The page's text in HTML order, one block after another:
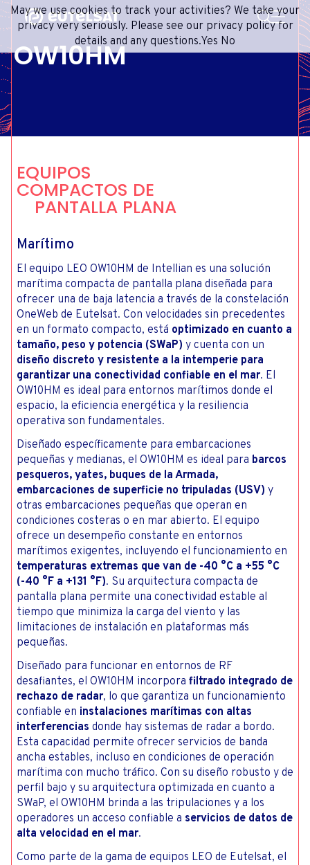
Content
Menu
Footer
SERVICIOS SATELITALES
MEDIOS
CONTACTO
EXTRANET
FRENCH
BUSCAR
OW10HM
EQUIPOS
COMPACTOS DE
PANTALLA PLANA
Marítimo
El equipo LEO OW10HM de Intellian es una solución
marítima compacta de pantalla plana diseñada para
ofrecer una de baja latencia a través de la constelación
OneWeb de Eutelsat. Con velocidades sin precedentes
en un formato compacto, está optimizado en cuanto a
tamaño, peso y potencia (SWaP) y cuenta con un
diseño discreto y resistente a la intemperie para
garantizar una conectividad confiable en el mar. El
OW10HM es ideal para entornos marítimos donde el
espacio, la eficiencia energética y la resiliencia
operativa son fundamentales.
Diseñado específicamente para embarcaciones
pequeñas y medianas, el OW10HM es ideal para barcos
pesqueros, yates, buques de la Armada,
embarcaciones de superficie no tripuladas (USV) y
otras embarcaciones pequeñas que operan en
condiciones costeras o en mar abierto. El equipo
ofrece un desempeño constante en entornos
marítimos exigentes, incluyendo el funcionamiento en
temperaturas extremas que van de -40 °C a +55 °C
(-40 °F a +131 °F). Su arquitectura compacta de
pantalla plana permite una conectividad estable al
tiempo que minimiza la carga del viento y las
limitaciones de instalación en plataformas más
pequeñas.
Diseñado para funcionar en entornos de RF
desafiantes, el OW10HM incorpora filtrado integrado de
rechazo de radar, lo que garantiza un funcionamiento
confiable en instalaciones marítimas con altas
interferencias donde hay sistemas de radar a bordo.
Esta capacidad permite ofrecer servicios de banda
ancha estables, incluso en condiciones de operación
marítima con mucho tráfico. Con su diseño robusto y de
perfil bajo y su arquitectura optimizada en cuanto a
SWaP, el OW10HM brinda a las tripulaciones y a los
operadores un acceso confiable a servicios de datos de
alta velocidad en el mar.
Como parte de la gama de equipos LEO de Eutelsat, el
May we use cookies to track your activities? We take your
privacy very seriously. Please see our privacy policy for
details and any questions.Yes No